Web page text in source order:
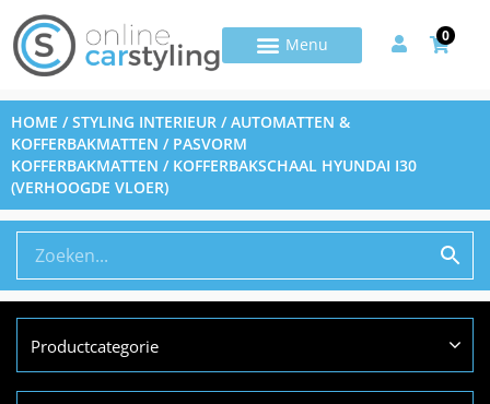
0
HOME /STYLING INTERIEUR /AUTOMATTEN &
KOFFERBAKMATTEN / PASVORM
KOFFERBAKMATTEN / KOFFERBAKSCHAAL HYUNDAI I30
(VERHOOGDE VLOER)
Productcategorie